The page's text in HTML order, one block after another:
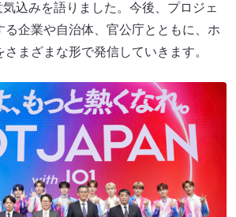
込みを語りました。今後、プロジェ
る企業や自治体、官公庁とともに、ホ
まざまな形で発信していきます。